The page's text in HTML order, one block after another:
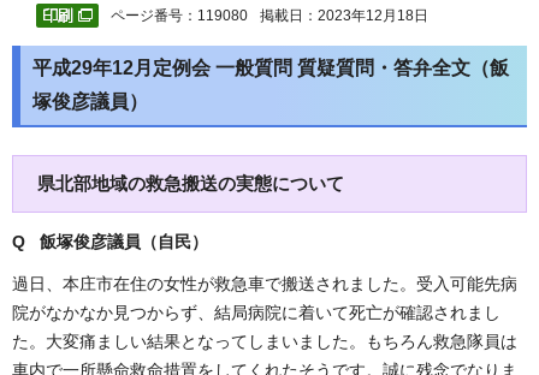
ページ番号：119080 掲載日：2023年12月18日
平成29年12月定例会 一般質問 質疑質問・答弁全文（飯
塚俊彦議員）
県北部地域の救急搬送の実態について
Q 飯塚俊彦議員（自民）
過日、本庄市在住の女性が救急車で搬送されました。受入可能先病
院がなかなか見つからず、結局病院に着いて死亡が確認されまし
た。大変痛ましい結果となってしまいました。もちろん救急隊員は
車内で一所懸命救命措置をしてくれたそうです。誠に残念でなりま